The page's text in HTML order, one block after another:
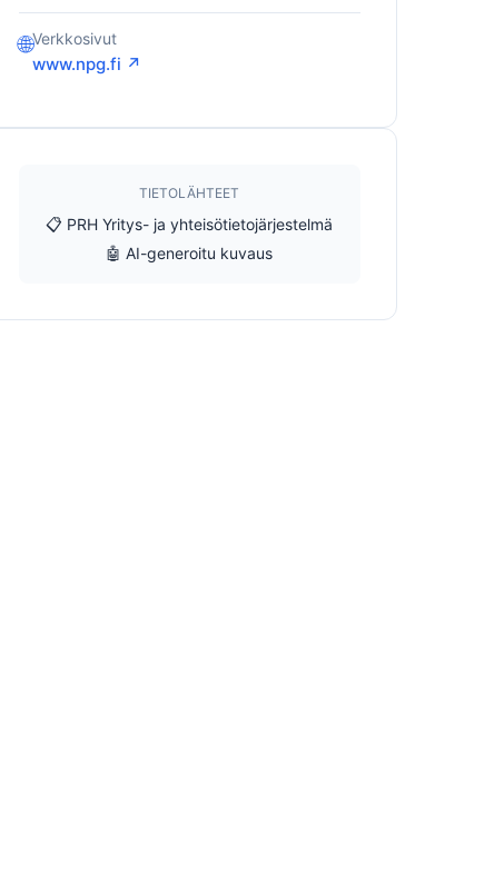
🌐Verkkosivut
www.npg.fi ↗
TIETOLÄHTEET
📋 PRH Yritys- ja yhteisötietojärjestelmä
🤖 AI-generoitu kuvaus